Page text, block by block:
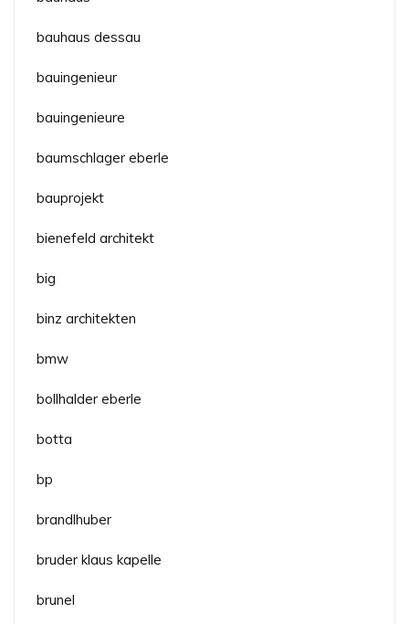
bauhaus dessau
bauingenieur
bauingenieure
baumschlager eberle
bauprojekt
bienefeld architekt
big
binz architekten
bmw
bollhalder eberle
botta
bp
brandlhuber
bruder klaus kapelle
brunel